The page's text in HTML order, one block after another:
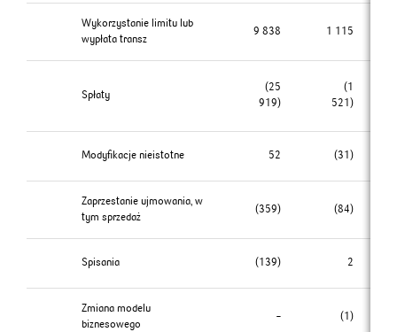
Wykorzystanie limitu lub
wypłata transz
9 838 1 115
Spłaty
(25
919)
(1
521)
Modyfikacje nieistotne 52 (31)
Zaprzestanie ujmowania, w
tym sprzedaż
(359) (84)
Spisania (139) 2
Zmiana modelu
biznesowego
– (1)